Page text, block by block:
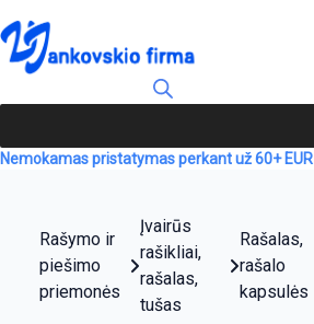
Nemokamas pristatymas perkant už 60+ EUR
Rašymo ir
piešimo
priemonės
Įvairūs
rašikliai,
rašalas,
tušas
Rašalas,
rašalo
kapsulės